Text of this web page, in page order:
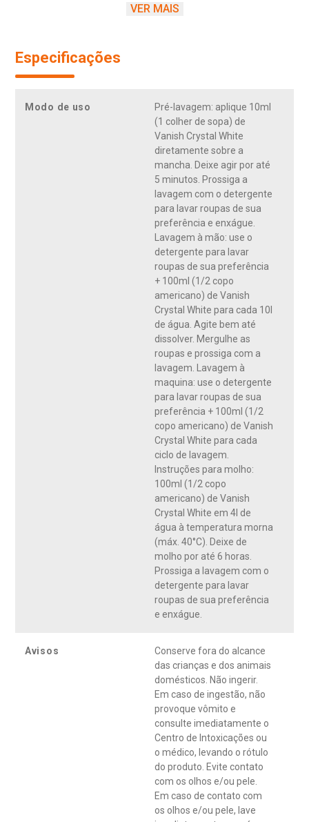
também Vanish Gel Multiuso para roupas coloridas. * Remove
Manchas como café, chá, frutas vermelhas, manteiga e
chocolate. Vanish Gel Multiuso Crystal White prolonga a vida
Deixa o branco mais branco** e removendo o amarelado dos
tecidos. É eficaz na remoção de manchas*** do dia a dia,
como de café, chá, frutas vermelhas, manteiga e chocolate.
Higieniza totalmente*** as roupas e não danifica os tecidos,
mantém o branco mais branco em algodão e poliéster em
condições de molho. ** Em condições de molho e/ou molho
seguido de lavagem após algumas lavagens. *** Manchas
como café, chá, frutas vermelhas, manteiga e chocolate.
VER MAIS
Especificações
Modo de uso
Pré-lavagem: aplique 10ml
(1 colher de sopa) de
Vanish Crystal White
diretamente sobre a
mancha. Deixe agir por até
5 minutos. Prossiga a
lavagem com o detergente
para lavar roupas de sua
preferência e enxágue.
Lavagem à mão: use o
detergente para lavar
roupas de sua preferência
+ 100ml (1/2 copo
americano) de Vanish
Crystal White para cada 10l
de água. Agite bem até
dissolver. Mergulhe as
roupas e prossiga com a
lavagem. Lavagem à
maquina: use o detergente
para lavar roupas de sua
preferência + 100ml (1/2
copo americano) de Vanish
Crystal White para cada
ciclo de lavagem.
Instruções para molho:
100ml (1/2 copo
americano) de Vanish
Crystal White em 4l de
água à temperatura morna
(máx. 40°C). Deixe de
molho por até 6 horas.
Prossiga a lavagem com o
detergente para lavar
roupas de sua preferência
e enxágue.
Avisos
Conserve fora do alcance
das crianças e dos animais
domésticos. Não ingerir.
Em caso de ingestão, não
provoque vômito e
consulte imediatamente o
Centro de Intoxicações ou
o médico, levando o rótulo
do produto. Evite contato
com os olhos e/ou pele.
Em caso de contato com
os olhos e/ou pele, lave